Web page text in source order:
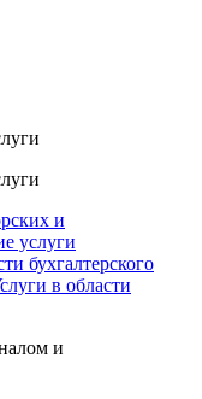
и
услуги
бухгалтерского
в области
и